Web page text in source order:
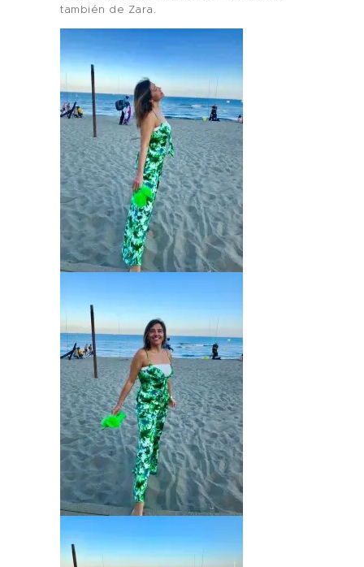
también de Zara.